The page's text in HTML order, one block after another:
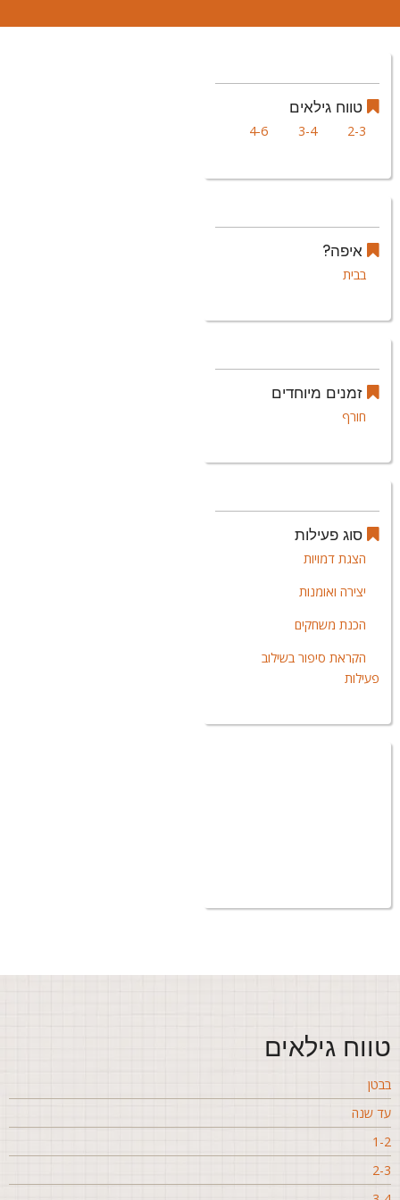
טווח גילאים
2-3
3-4
4-6
איפה?
בבית
זמנים מיוחדים
חורף
סוג פעילות
הצגת דמויות
יצירה ואומנות
הכנת משחקים
הקראת סיפור בשילוב
פעילות
גילאים
שנה
1-
2-